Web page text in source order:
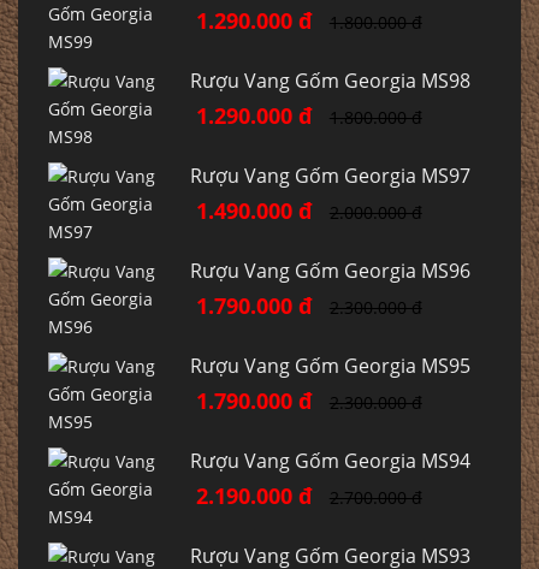
1.290.000 đ 1.800.000 đ
Rượu Vang Gốm Georgia MS98
1.290.000 đ 1.800.000 đ
Rượu Vang Gốm Georgia MS97
1.490.000 đ 2.000.000 đ
Rượu Vang Gốm Georgia MS96
1.790.000 đ 2.300.000 đ
Rượu Vang Gốm Georgia MS95
1.790.000 đ 2.300.000 đ
Rượu Vang Gốm Georgia MS94
2.190.000 đ 2.700.000 đ
Rượu Vang Gốm Georgia MS93